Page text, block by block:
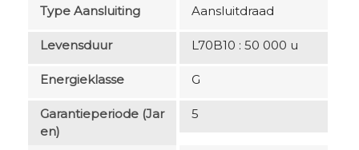
Type Aansluiting Aansluitdraad
Levensduur L70B10 : 50 000 u
Energieklasse G
Garantieperiode (jar
En)
5